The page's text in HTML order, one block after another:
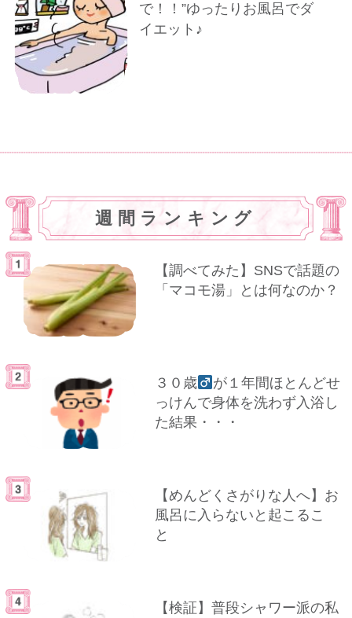
で！！”ゆったりお風呂でダ
イエット♪
週間ランキング
【調べてみた】SNSで話題の
「マコモ湯」とは何なのか？
３０歳
が１年間ほとんどせ
っけんで身体を洗わず入浴し
た結果・・・
【めんどくさがりな人へ】お
風呂に入らないと起こるこ
と
【検証】普段シャワー派の私